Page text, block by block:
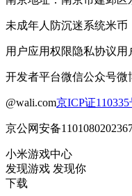
未成年人防沉迷系统米币
用户应用权限隐私协议用
开发者平台微信公众号微
@wali.com京ICP证110335
京公网安备
小米游戏中心
发现游戏 发现你
下载